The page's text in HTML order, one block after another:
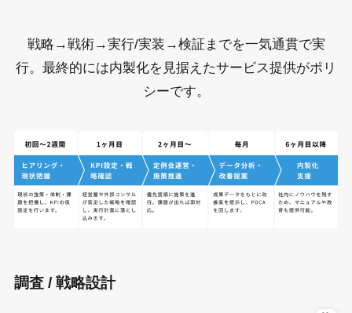
戦略→戦術→実行/実装→検証までを一気通貫で実
行。最終的には内製化を見据えたサービス提供がポリ
シーです。
調査 / 戦略設計